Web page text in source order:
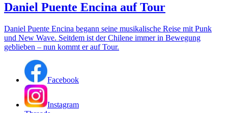
Daniel Puente Encina auf Tour
Daniel Puente Encina begann seine musikalische Reise mit Punk
und New Wave. Seitdem ist der Chilene immer in Bewegung
geblieben – nun kommt er auf Tour.
Facebook
Instagram